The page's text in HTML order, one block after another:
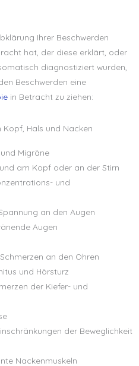
Ihrer Beschwerden
hat, der diese erklärt, oder
diagnostiziert wurden,
Beschwerden eine
in Betracht zu ziehen:
Hals und Nacken
Migräne
am Kopf oder an der Stirn
und
an den Augen
Augen
an den Ohren
und Hörsturz
der Kiefer- und
der Beweglichkeit
Nackenmuskeln